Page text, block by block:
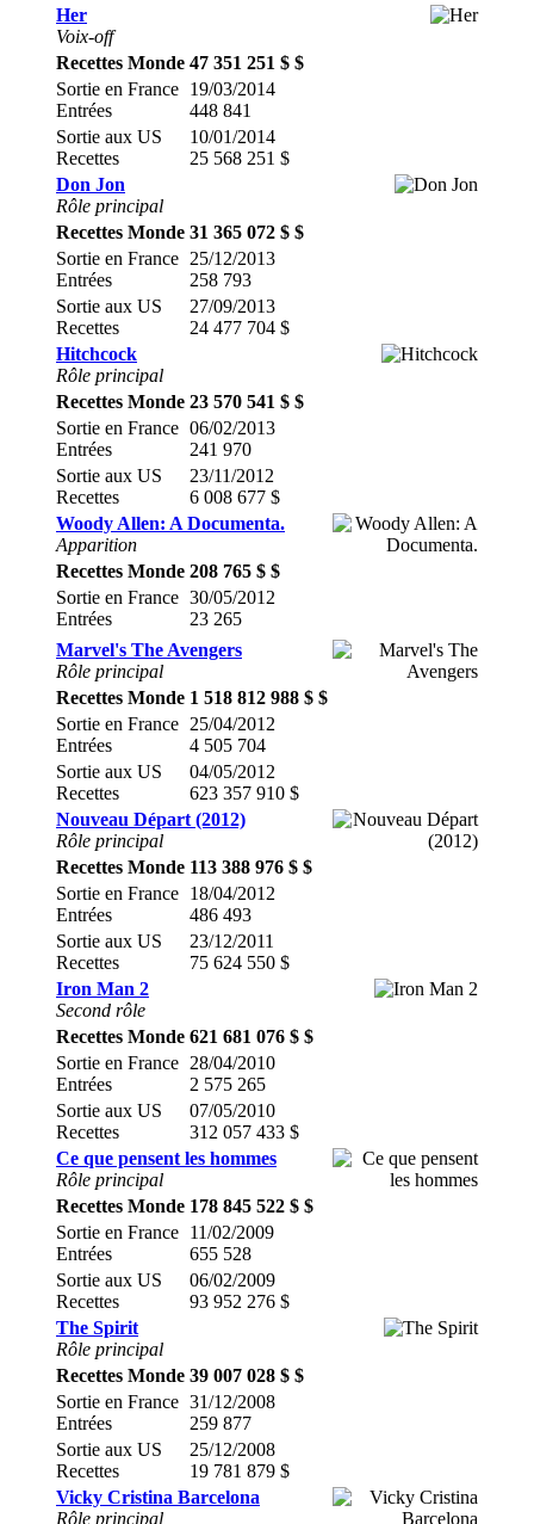
Her
Voix-off
Recettes Monde 47 351 251 $ $
Sortie en France
Entrées
19/03/2014
448 841
Sortie aux US
Recettes
10/01/2014
25 568 251 $
Don Jon
Rôle principal
Recettes Monde 31 365 072 $ $
Sortie en France
Entrées
25/12/2013
258 793
Sortie aux US
Recettes
27/09/2013
24 477 704 $
Hitchcock
Rôle principal
Recettes Monde 23 570 541 $ $
Sortie en France
Entrées
06/02/2013
241 970
Sortie aux US
Recettes
23/11/2012
6 008 677 $
Woody Allen: A Documenta.
Apparition
Recettes Monde 208 765 $ $
Sortie en France
Entrées
30/05/2012
23 265
Marvel's The Avengers
Rôle principal
Recettes Monde 1 518 812 988 $ $
Sortie en France
Entrées
25/04/2012
4 505 704
Sortie aux US
Recettes
04/05/2012
623 357 910 $
Nouveau Départ (2012)
Rôle principal
Recettes Monde 113 388 976 $ $
Sortie en France
Entrées
18/04/2012
486 493
Sortie aux US
Recettes
23/12/2011
75 624 550 $
Iron Man 2
Second rôle
Recettes Monde 621 681 076 $ $
Sortie en France
Entrées
28/04/2010
2 575 265
Sortie aux US
Recettes
07/05/2010
312 057 433 $
Ce que pensent les hommes
Rôle principal
Recettes Monde 178 845 522 $ $
Sortie en France
Entrées
11/02/2009
655 528
Sortie aux US
Recettes
06/02/2009
93 952 276 $
The Spirit
Rôle principal
Recettes Monde 39 007 028 $ $
Sortie en France
Entrées
31/12/2008
259 877
Sortie aux US
Recettes
25/12/2008
19 781 879 $
Vicky Cristina Barcelona
Rôle principal